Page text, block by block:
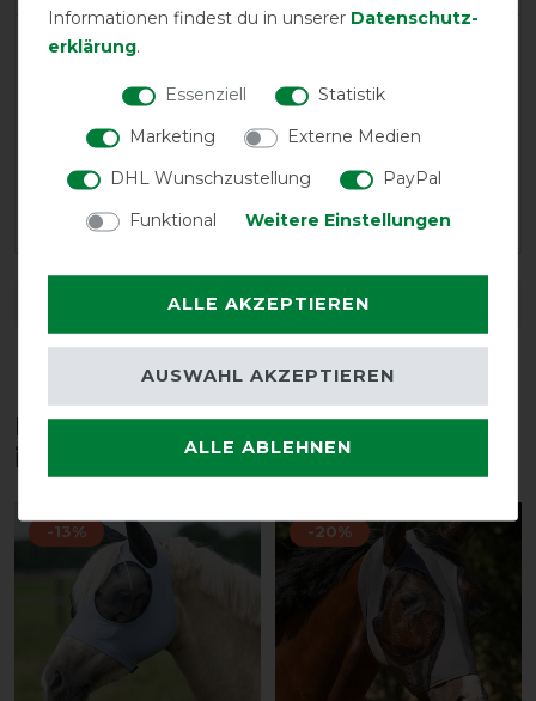
03.08.2025
12.11.2021
DETAILS ZUR PRODUKTSICHERHEIT
Diese Produkte könnten dich auch
interessieren
-13% -20%
Informationen findest du in unserer Daten­schutz­
erklärung.
Essenziell
Statistik
Marketing
Externe Medien
DHL Wunschzustellung
PayPal
Funktional
Weitere Einstellungen
ALLE AKZEPTIEREN
ALLE ABLEHNEN
AUSWAHL AKZEPTIEREN